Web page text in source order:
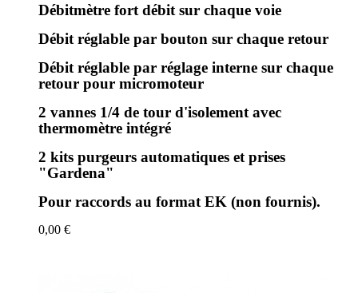
Débitmètre fort débit sur chaque voie
Débit réglable par bouton sur chaque retour
Débit réglable par réglage interne sur chaque
retour pour micromoteur
2 vannes 1/4 de tour d'isolement avec
thermomètre intégré
2 kits purgeurs automatiques et prises
"Gardena"
Pour raccords au format EK (non fournis).
0,00 €